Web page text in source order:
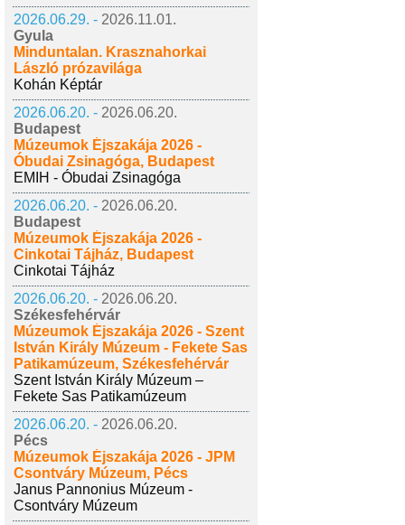
2026.06.29. - 2026.11.01.
Gyula
Minduntalan. Krasznahorkai
László prózavilága
Kohán Képtár
2026.06.20. - 2026.06.20.
Budapest
Múzeumok Éjszakája 2026 -
Óbudai Zsinagóga, Budapest
EMIH - Óbudai Zsinagóga
2026.06.20. - 2026.06.20.
Budapest
Múzeumok Éjszakája 2026 -
Cinkotai Tájház, Budapest
Cinkotai Tájház
2026.06.20. - 2026.06.20.
Székesfehérvár
Múzeumok Éjszakája 2026 - Szent
István Király Múzeum - Fekete Sas
Patikamúzeum, Székesfehérvár
Szent István Király Múzeum –
Fekete Sas Patikamúzeum
2026.06.20. - 2026.06.20.
Pécs
Múzeumok Éjszakája 2026 - JPM
Csontváry Múzeum, Pécs
Janus Pannonius Múzeum -
Csontváry Múzeum